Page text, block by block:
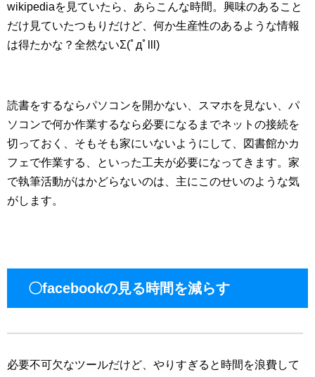
wikipediaを見ていたら、あらこんな時間。興味のあること
だけ見ていたつもりだけど、何か生産性のあるような情報
は得たかな？全然ないΣ(ﾟдﾟlll)
読書をするならパソコンを開かない、スマホを見ない、パ
ソコンで何か作業するなら必要になるまでネットの接続を
切っておく、そもそも家にいないようにして、図書館かカ
フェで作業する、といった工夫が必要になってきます。家
で執筆活動がはかどらないのは、主にこのせいのような気
がします。
〇facebookの見る時間を減らす
必要不可欠なツールだけど、やりすぎると時間を浪費して